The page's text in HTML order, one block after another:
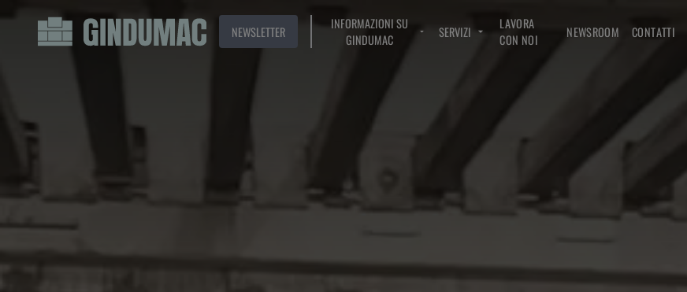
NEWSLETTER
INFORMAZIONI SU
GINDUMAC
SERVIZI
LAVORA
CON NOI
NEWSROOM CONTATTI